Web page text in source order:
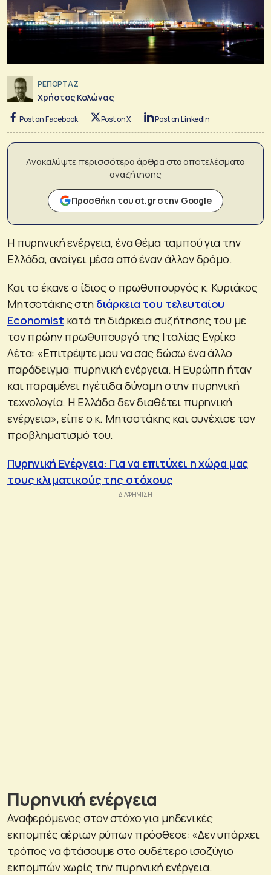
ΡΕΠΟΡΤΑΖ
Χρήστος Κολώνας
Post on Facebook Post on X Post on LinkedIn
Ανακαλύψτε περισσότερα άρθρα στα αποτελέσματα
αναζήτησης
Προσθήκη του ot.gr στην Google
Η πυρηνική ενέργεια, ένα θέμα ταμπού για την
Ελλάδα, ανοίγει μέσα από έναν άλλον δρόμο.
Και το έκανε ο ίδιος ο πρωθυπουργός κ. Κυριάκος
Μητσοτάκης στη διάρκεια του τελευταίου
Economist κατά τη διάρκεια συζήτησης του με
τον πρώην πρωθυπουργό της Ιταλίας Ενρίκο
Λέτα: «Επιτρέψτε μου να σας δώσω ένα άλλο
παράδειγμα: πυρηνική ενέργεια. Η Ευρώπη ήταν
και παραμένει ηγέτιδα δύναμη στην πυρηνική
τεχνολογία. Η Ελλάδα δεν διαθέτει πυρηνική
ενέργεια», είπε ο κ. Μητσοτάκης και συνέχισε τον
προβληματισμό του.
Πυρηνική Ενέργεια: Για να επιτύχει η χώρα μας
τους κλιματικούς της στόχους
Πυρηνική ενέργεια
Αναφερόμενος στον στόχο για μηδενικές
εκπομπές αέριων ρύπων πρόσθεσε: «Δεν υπάρχει
τρόπος να φτάσουμε στο ουδέτερο ισοζύγιο
εκπομπών χωρίς την πυρηνική ενέργεια.